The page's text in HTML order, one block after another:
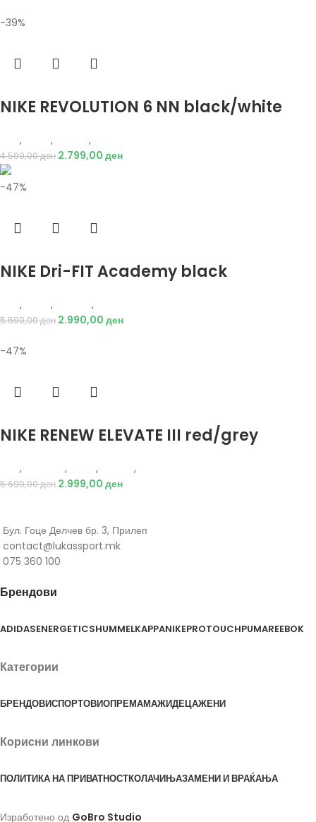
-39%
NIKE REVOLUTION 6 NN black/white
, , ,
4.599,00ден 2.799,00 ден
-47%
NIKE Dri-FIT Academy black
, , ,
5.590,00ден 2.990,00 ден
-47%
NIKE RENEW ELEVATE III red/grey
, , , ,
5.699,00ден 2.999,00 ден
Бул. Гоце Делчев бр. 3, Прилеп
contact@lukassport.mk
075 360 100
Брендови
ADIDASENERGETICSHUMMELKAPPANIKEPROTOUCHPUMAREEBOK
Категории
БРЕНДОВИСПОРТОВИОПРЕМАМАЖИДЕЦАЖЕНИ
Корисни линкови
ПОЛИТИКА НА ПРИВАТНОСТКОЛАЧИЊАЗАМЕНИ И ВРАЌАЊА
Изработено од GoBro Studio